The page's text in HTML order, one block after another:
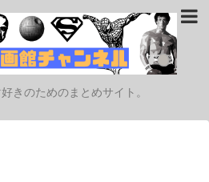
きのためのまとめサイト。